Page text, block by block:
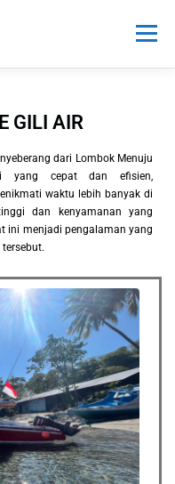
Menu
GILI AIR
dari Lombok Menuju
yang cepat dan efisien,
waktu lebih banyak di
dan kenyamanan yang
ini menjadi pengalaman yang